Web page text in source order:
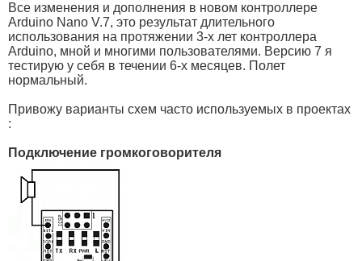
Все изменения и дополнения в новом контроллере
Arduino Nano V.7, это результат длительного
использования на протяжении 3-х лет контроллера
Arduino, мной и многими пользователями. Версию 7 я
тестирую у себя в течении 6-х месяцев. Полет
нормальный.
Привожу варианты схем часто используемых в проектах
:
Подключение громкоговорителя